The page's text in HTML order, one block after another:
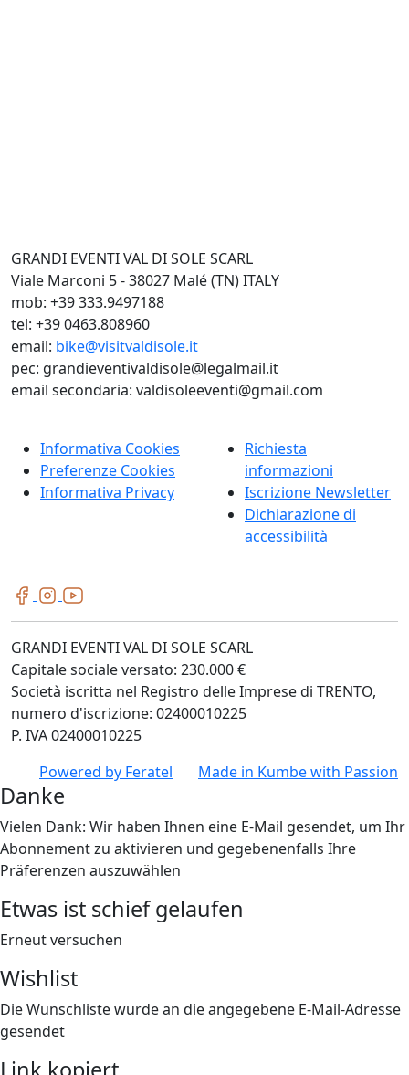
GRANDI EVENTI VAL DI SOLE SCARL
Viale Marconi 5 - 38027 Malé (TN) ITALY
mob: +39 333.9497188
tel: +39 0463.808960
email: bike@visitvaldisole.it
pec: grandieventivaldisole@legalmail.it
email secondaria: valdisoleeventi@gmail.com
Informativa Cookies
Preferenze Cookies
Informativa Privacy
Richiesta
informazioni
Iscrizione Newsletter
Dichiarazione di
accessibilità
GRANDI EVENTI VAL DI SOLE SCARL
Capitale sociale versato: 230.000 €
Società iscritta nel Registro delle Imprese di TRENTO,
numero d'iscrizione: 02400010225
P. IVA 02400010225
Powered by Feratel Made in Kumbewith Passion
Danke
Vielen Dank: Wir haben Ihnen eine E-Mail gesendet, um Ihr
Abonnement zu aktivieren und gegebenenfalls Ihre
Präferenzen auszuwählen
Etwas ist schief gelaufen
Erneut versuchen
Wishlist
Die Wunschliste wurde an die angegebene E-Mail-Adresse
gesendet